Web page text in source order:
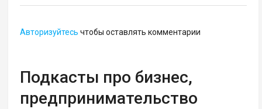
Авторизуйтесь чтобы оставлять комментарии
Подкасты про бизнес,
предпринимательство